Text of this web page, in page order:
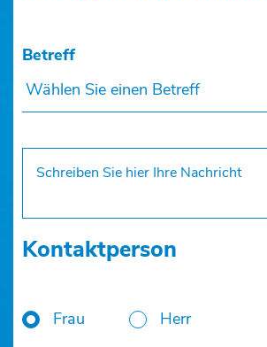
Betreff
Wählen Sie einen Betreff
Kontaktperson
Frau Herr